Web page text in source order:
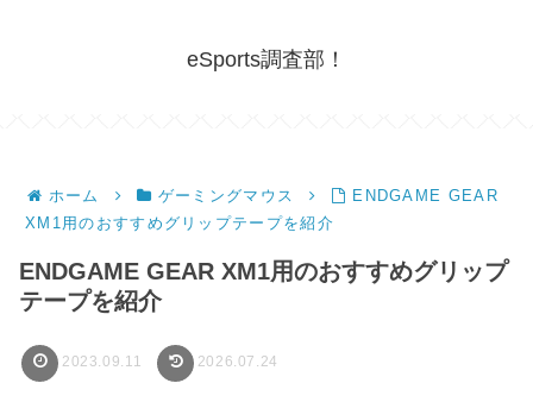
eSports調査部！
ホーム ゲーミングマウス
ENDGAME GEAR
XM1用のおすすめグリップテープを紹介
ENDGAME GEAR XM1用のおすすめグリップ
テープを紹介
2023.09.11 2026.07.24